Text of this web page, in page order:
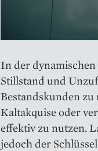
In der
Stillstand und
Bestandskunden zu
Kaltakquise oder
effektiv zu nutzen.
jedoch der